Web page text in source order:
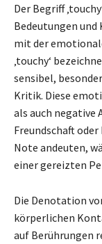
Der Begriff
Bedeutungen und
mit der
‚touchy‘
sensibel,
Kritik. Diese
als auch negative
Freundschaft
Note andeuten,
einer gereizten
Die Denotation
körperlichen
auf Berührungen